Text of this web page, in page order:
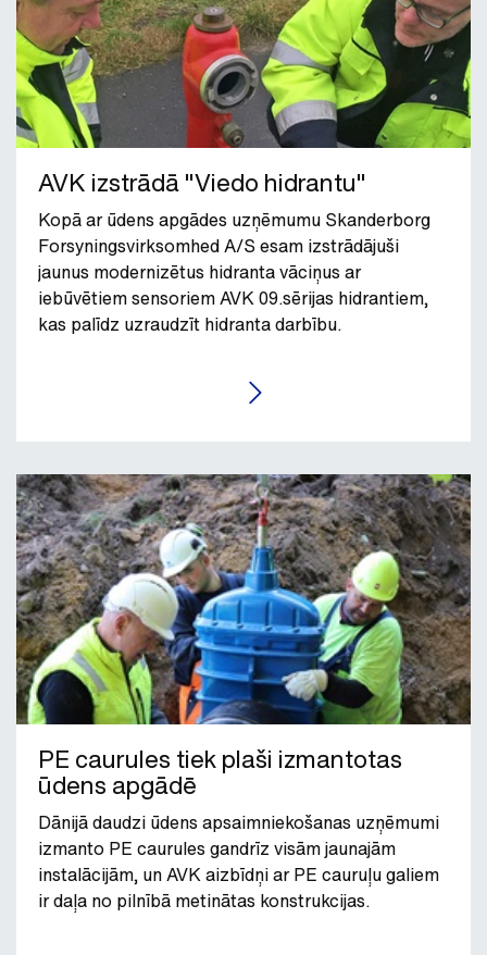
AVK izstrādā "Viedo hidrantu"
Kopā ar ūdens apgādes uzņēmumu Skanderborg
Forsyningsvirksomhed A/S esam izstrādājuši
jaunus modernizētus hidranta vāciņus ar
iebūvētiem sensoriem AVK 09.sērijas hidrantiem,
kas palīdz uzraudzīt hidranta darbību.
LASĪT RAKSTU
PE caurules tiek plaši izmantotas
ūdens apgādē
Dānijā daudzi ūdens apsaimniekošanas uzņēmumi
izmanto PE caurules gandrīz visām jaunajām
instalācijām, un AVK aizbīdņi ar PE cauruļu galiem
ir daļa no pilnībā metinātas konstrukcijas.